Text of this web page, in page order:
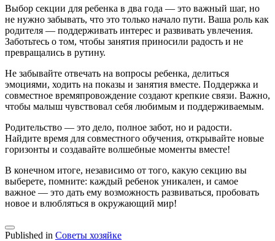
Выбор секции для ребенка в два года — это важный шаг, но
не нужно забывать, что это только начало пути. Ваша роль как
родителя — поддерживать интерес и развивать увлечения.
Заботьтесь о том, чтобы занятия приносили радость и не
превращались в рутину.
Не забывайте отвечать на вопросы ребенка, делиться
эмоциями, ходить на показы и занятия вместе. Поддержка и
совместное времяпровождение создают крепкие связи. Важно,
чтобы малыш чувствовал себя любимым и поддерживаемым.
Родительство — это дело, полное забот, но и радости.
Найдите время для совместного обучения, открывайте новые
горизонты и создавайте волшебные моменты вместе!
В конечном итоге, независимо от того, какую секцию вы
выберете, помните: каждый ребенок уникален, и самое
важное — это дать ему возможность развиваться, пробовать
новое и влюбляться в окружающий мир!
Published in Советы хозяйке